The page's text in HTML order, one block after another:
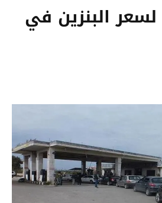
لسعر البنزين في